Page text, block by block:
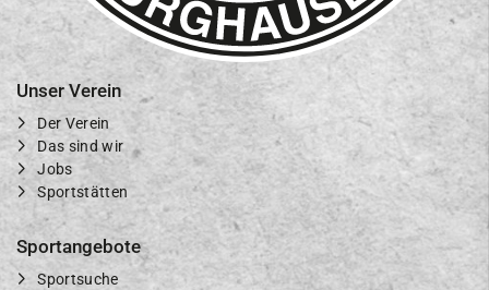
Unser Verein
Der Verein
Das sind wir
Jobs
Sportstätten
Sportangebote
Sportsuche